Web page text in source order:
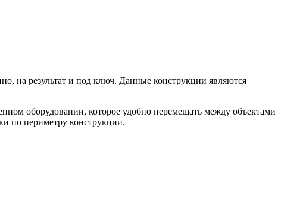
на результат и под ключ. Данные конструкции являются
оборудовании, которое удобно перемещать между объектами
по периметру конструкции.